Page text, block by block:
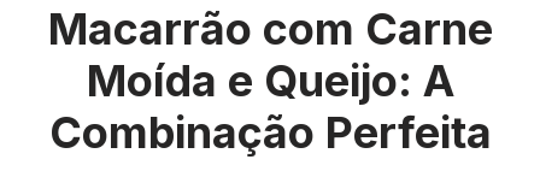
Macarrão com Carne
Moída e Queijo: A
Combinação Perfeita